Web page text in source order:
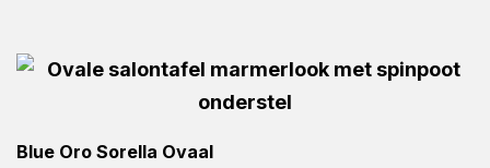
Blue Oro Sorella Ovaal